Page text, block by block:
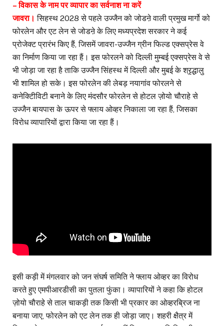
– विकास के नाम पर व्यापार का सर्वनाश ना करें
जावरा। सिहस्थ 2028 से पहले उज्जैन को जोडऩे वाली प्रमुख मार्गो को
फोरलेन और एट लेन से जोडऩे के लिए मध्यप्रदेश सरकार ने कई
प्रोजेक्ट प्रारंभ किए हैं, जिसमें जावरा-उज्जैन ग्रीन फिल्ड एक्सप्रेस वे
का निर्माण किया जा रहा हैं। इस फोरलने को दिल्ली मुम्बई एक्सप्रेस वे से
भी जोड़ा जा रहा है ताकि उज्जैन सिंहस्थ में दिल्ली और मुबई के श्रृद्धालु
भी शामिल हो सके। इस फोरलेन की लेबड़ नयागांव फोरलने से
कनेक्टिीविटी बनाने के लिए मंदसौर फोरलेन से होटल ज़ोयो चौराहे से
उज्जैन बायपास के ऊपर से फ्लाय ओव्हर निकाला जा रहा हैं, जिसका
विरोध व्यापारियों द्वारा किया जा रहा हैं।
इसी कड़ी में मंगलवार को जन संघर्ष समिति ने फ्लाय ओव्हर का विरोध
करते हुए एमपीआरडीसी का पुतला फुंका। व्यापारियों ने कहा कि होटल
ज़ोयो चौराहे से ताल चाकड़ी तक किसी भी प्रकार का ओव्हरब्रिज ना
बनाया जाए, फोरलेन को एट लेन तक ही जोड़ा जाए। शहरी क्षैत्र में